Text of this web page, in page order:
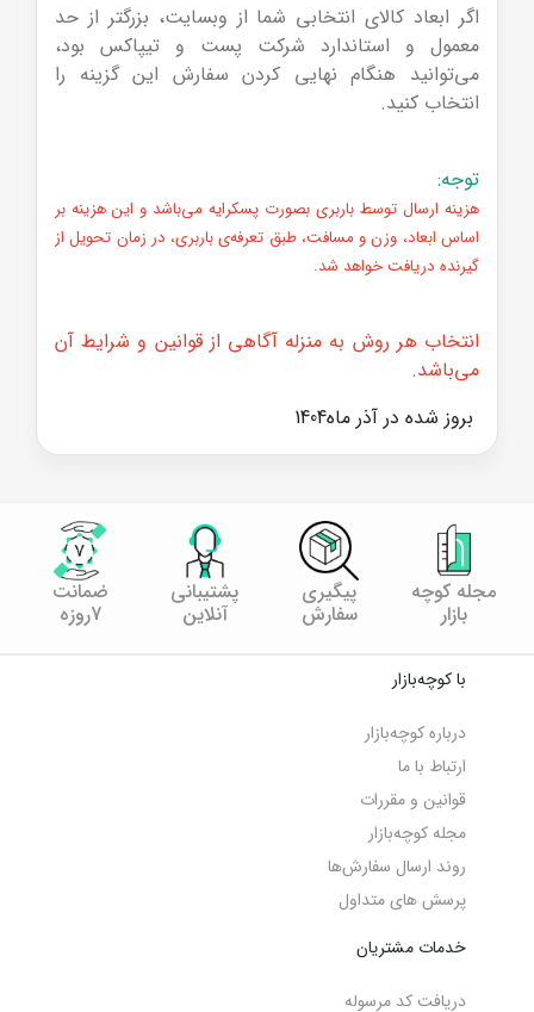
اگر ابعاد کالای انتخابی شما از وبسایت، بزرگتر از حد
معمول و استاندارد شرکت پست و تیپاکس بود،
می‌توانید هنگام نهایی کردن سفارش این گزینه را
انتخاب کنید.
توجه:
هزینه ارسال توسط باربری بصورت پسکرایه می‌باشد و این هزینه بر
اساس ابعاد، ‌وزن و مسافت، طبق تعرفه‌ی باربری، در زمان تحویل از
گیرنده دریافت خواهد شد.
انتخاب هر روش به منزله آگاهی از قوانین و شرایط آن
می‌باشد.
بروز شده در آذر ماه1404
مجله کوچه
بازار
پیگیری
سفارش
پشتیبانی
آنلاین
ضمانت
7روزه
با کوچه‌بازار
درباره کوچه‌بازار
ارتباط با ما
قوانین و مقررات
مجله کوچه‌‌بازار
روند ارسال سفارش‌ها
پرسش های متداول
خدمات مشتریان
دریافت کد مرسوله